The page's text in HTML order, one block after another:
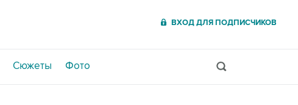
ВХОД ДЛЯ ПОДПИСЧИКОВ
Сюжеты Фото